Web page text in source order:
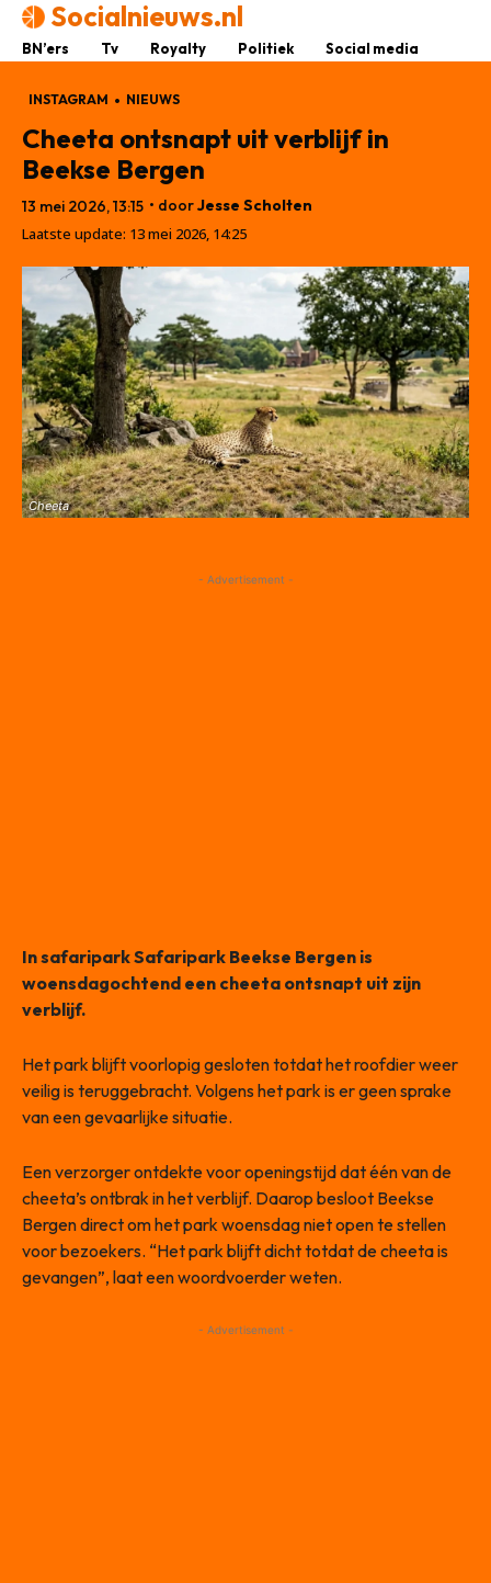
Socialnieuws.nl
BN’ers Tv Royalty Politiek Social media
INSTAGRAM NIEUWS
Cheeta ontsnapt uit verblijf in
Beekse Bergen
13 mei 2026, 13:15 • doorJesse Scholten
Laatste update: 13 mei 2026, 14:25
Cheeta
- Advertisement -
In safaripark Safaripark Beekse Bergen is
woensdagochtend een cheeta ontsnapt uit zijn
verblijf.
Het park blijft voorlopig gesloten totdat het roofdier weer
veilig is teruggebracht. Volgens het park is er geen sprake
van een gevaarlijke situatie.
Een verzorger ontdekte voor openingstijd dat één van de
cheeta’s ontbrak in het verblijf. Daarop besloot Beekse
Bergen direct om het park woensdag niet open te stellen
voor bezoekers. “Het park blijft dicht totdat de cheeta is
gevangen”, laat een woordvoerder weten.
- Advertisement -